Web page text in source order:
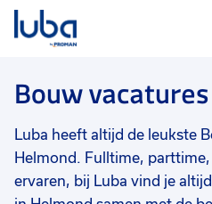
Vacatures
Over ons
Voor werkgevers
Bouw
Luba heeft altijd de leukste
Helmond. Fulltime,
ervaren, bij Luba vind je
Filter vacatures
Vakgebied 0
Opleidingsniveau
Uren per week 0